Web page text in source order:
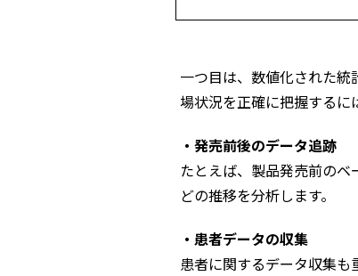
一つ目は、数値化された
場状況を正確に把握するに
・発売前後のデータ追跡
たとえば、製品発売前の
どの推移を分析します。
・患者データの収集
患者に関するデータ収集